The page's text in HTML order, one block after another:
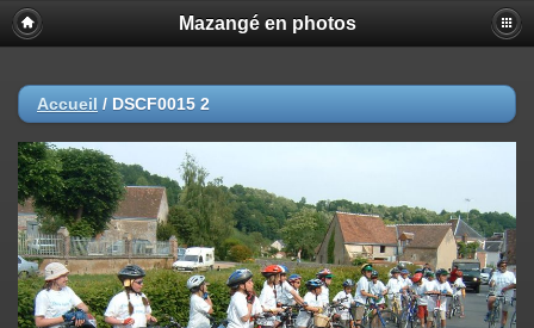
Mazangé en photos
Accueil / DSCF0015 2